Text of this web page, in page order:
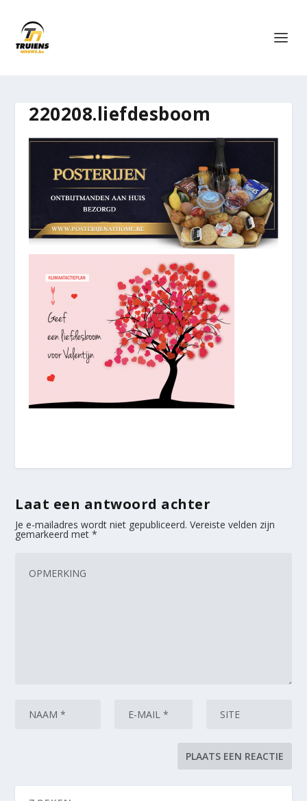
220208.liefdesboom
Laat een antwoord achter
Je e-mailadres wordt niet gepubliceerd. Vereiste velden zijn
gemarkeerd met*